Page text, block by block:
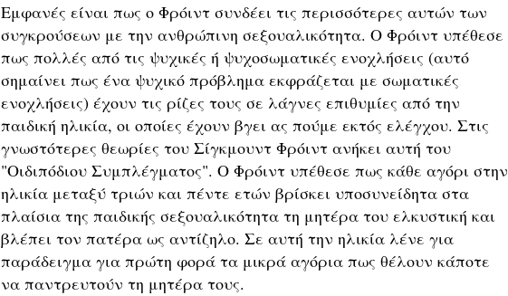
Εμφανές είναι πως ο Φρόιντ συνδέει τις περισσότερες αυτών των
συγκρούσεων με την ανθρώπινη σεξουαλικότητα. Ο Φρόιντ υπέθεσε
πως πολλές από τις ψυχικές ή ψυχοσωματικές ενοχλήσεις (αυτό
σημαίνει πως ένα ψυχικό πρόβλημα εκφράζεται με σωματικές
ενοχλήσεις) έχουν τις ρίζες τους σε λάγνες επιθυμίες από την
παιδική ηλικία, οι οποίες έχουν βγει ας πούμε εκτός ελέγχου. Στις
γνωστότερες θεωρίες του Σίγκμουντ Φρόιντ ανήκει αυτή του
"Οιδιπόδιου Συμπλέγματος". Ο Φρόιντ υπέθεσε πως κάθε αγόρι στην
ηλικία μεταξύ τριών και πέντε ετών βρίσκει υποσυνείδητα στα
πλαίσια της παιδικής σεξουαλικότητα τη μητέρα του ελκυστική και
βλέπει τον πατέρα ως αντίζηλο. Σε αυτή την ηλικία λένε για
παράδειγμα για πρώτη φορά τα μικρά αγόρια πως θέλουν κάποτε
να παντρευτούν τη μητέρα τους.